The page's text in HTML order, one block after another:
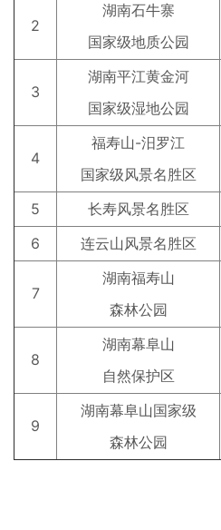
2
湖南石牛寨
国家级地质公园
3
湖南平江黄金河
国家级湿地公园
4
福寿山-汨罗江
国家级风景名胜区
5 长寿风景名胜区
6
连云山风景名胜区
7
湖南福寿山
森林公园
8
湖南幕阜山
自然保护区
9
湖南幕阜山国家级
森林公园